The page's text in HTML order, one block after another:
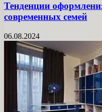
Тенденции
современных семей
06.08.2024